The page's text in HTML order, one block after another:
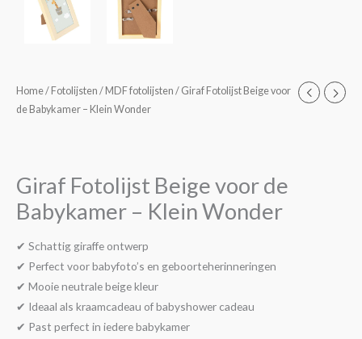
Home/ Fotolijsten / MDF fotolijsten / Giraf Fotolijst Beige voor
de Babykamer – Klein Wonder
Giraf Fotolijst Beige voor de
Babykamer – Klein Wonder
✔ Schattig giraffe ontwerp
✔ Perfect voor babyfoto’s en geboorteherinneringen
✔ Mooie neutrale beige kleur
✔ Ideaal als kraamcadeau of babyshower cadeau
✔ Past perfect in iedere babykamer
Giraf
Fotolijst
Babykamer
–
Wonder
aantal